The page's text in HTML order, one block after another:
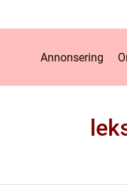
Annonsering